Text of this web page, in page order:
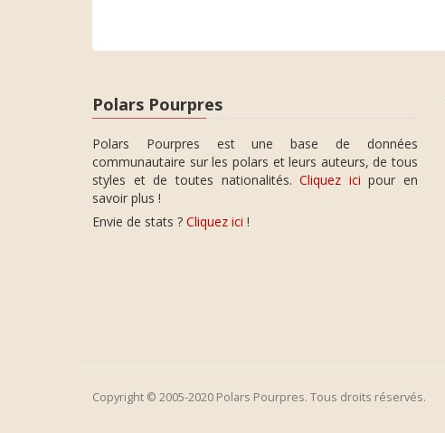
Polars Pourpres
Polars Pourpres est une base de données
communautaire sur les polars et leurs auteurs, de tous
styles et de toutes nationalités.Cliquez ici pour en
savoir plus !
Envie de stats ? Cliquez ici !
Copyright © 2005-2020 Polars Pourpres. Tous droits réservés.